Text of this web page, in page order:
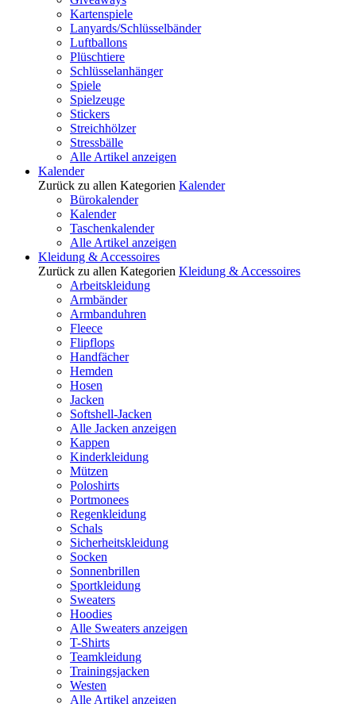
Kartenspiele
Lanyards/Schlüsselbänder
Luftballons
Plüschtiere
Schlüsselanhänger
Spiele
Spielzeuge
Stickers
Streichhölzer
Stressbälle
Alle Artikel anzeigen
Kalender
Zurück zu allen Kategorien Kalender
Bürokalender
Kalender
Taschenkalender
Alle Artikel anzeigen
Kleidung & Accessoires
Zurück zu allen Kategorien Kleidung & Accessoires
Arbeitskleidung
Armbänder
Armbanduhren
Fleece
Flipflops
Handfächer
Hemden
Hosen
Jacken
Softshell-Jacken
Alle Jacken anzeigen
Kappen
Kinderkleidung
Mützen
Poloshirts
Portmonees
Regenkleidung
Schals
Sicherheitskleidung
Socken
Sonnenbrillen
Sportkleidung
Sweaters
Hoodies
Alle Sweaters anzeigen
T-Shirts
Teamkleidung
Trainingsjacken
Westen
Alle Artikel anzeigen